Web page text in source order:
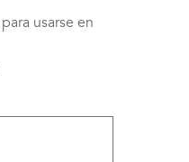
usarse en